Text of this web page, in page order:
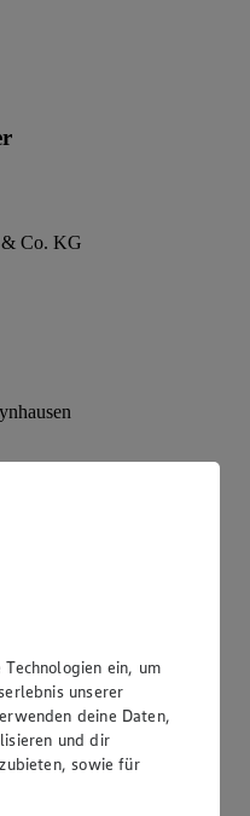
Co. KG
§ 27a UStG: DE
(Sprecher), Eileen
Ulf-U. Plath
Marc
ein, um
unserer
deine Daten,
und dir
sowie für